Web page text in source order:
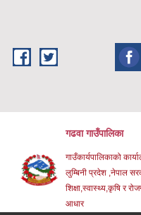
गढवा गाउँपालिका
गाउँकार्यपालिकाको
लुम्बिनी प्रदेश ,नेपाल
शिक्षा,स्वास्थ्य,कृषि र
आधार